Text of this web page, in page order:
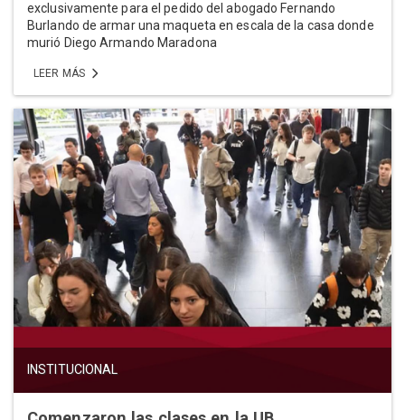
exclusivamente para el pedido del abogado Fernando
Burlando de armar una maqueta en escala de la casa donde
murió Diego Armando Maradona
LEER MÁS
INSTITUCIONAL